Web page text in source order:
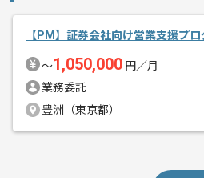
【PM】証券会社向け営業支援プ
〜1,050,000 円／月
業務委託
豊洲（東京都）